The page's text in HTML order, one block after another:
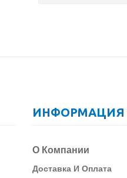
ИНФОРМАЦИЯ
О Компании
ДОставка И Оплата